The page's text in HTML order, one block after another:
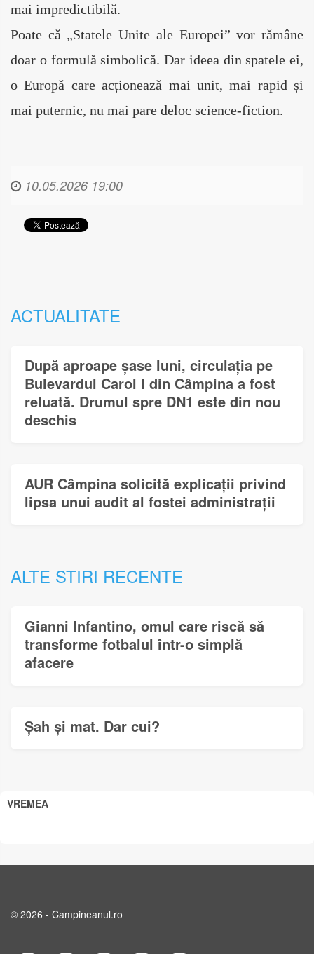
mai impredictibilă.
Poate că „Statele Unite ale Europei” vor rămâne
doar o formulă simbolică. Dar ideea din spatele ei,
o Europă care acționează mai unit, mai rapid și
mai puternic, nu mai pare deloc science-fiction.
10.05.2026 19:00
ACTUALITATE
După aproape șase luni, circulația pe
Bulevardul Carol I din Câmpina a fost
reluată. Drumul spre DN1 este din nou
deschis
AUR Câmpina solicită explicații privind
lipsa unui audit al fostei administrații
ALTE STIRI RECENTE
Gianni Infantino, omul care riscă să
transforme fotbalul într-o simplă
afacere
Șah și mat. Dar cui?
VREMEA
© 2026 - Campineanul.ro